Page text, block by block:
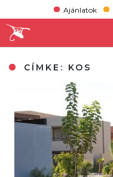
Ajánlatok
CÍMKE: KOS